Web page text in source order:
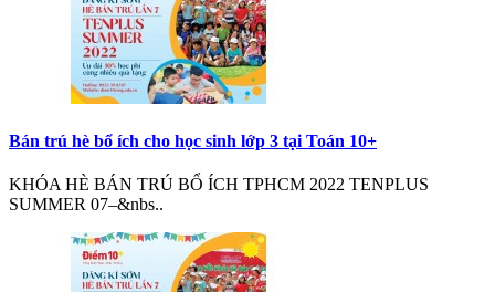
Bán trú hè bổ ích cho học sinh lớp 3 tại Toán 10+
KHÓA HÈ BÁN TRÚ BỔ ÍCH TPHCM 2022 TENPLUS
SUMMER 07–&nbs..